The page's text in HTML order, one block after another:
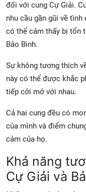
đối với cung Cự Giải.
nhu cầu gần gũi về tình
có thể cảm thấy bị tổn
Bảo Bình.
Sự không tương thích
này có thể được khắc
tiếp cởi mở với nhau.
Cả hai cung đều có
của mình và điểm
cảm của họ.
Khả năng
Cự Giải và